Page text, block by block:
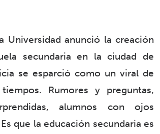
Universidad anunció la creación
secundaria en la ciudad de
se esparció como un viral de
Rumores y preguntas,
alumnos con ojos
que la educación secundaria es